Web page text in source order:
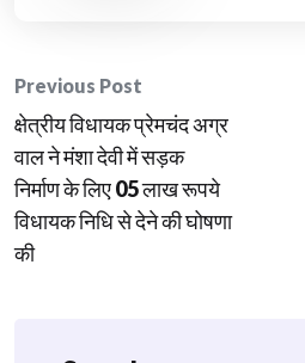
Post
navigation
Previous Post
क्षेत्रीय विधायक प्रेमचंद अग्र
वाल ने मंशा देवी में सड़क
निर्माण के लिए 05 लाख रूपये
विधायक निधि से देने की घोषणा
की